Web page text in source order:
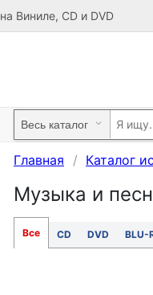
Виниле, CD и DVD
Главная Каталог
Музыка и
Все CD DVD BLU-